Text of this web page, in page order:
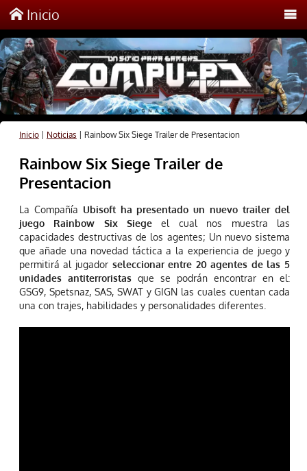
Inicio
Inicio| Noticias Rainbow Six Siege Trailer de Presentacion
Rainbow Six Siege Trailer de
Presentacion
La Compañía Ubisoft ha presentado un nuevo trailer del
juego Rainbow Six Siege el cual nos muestra las
capacidades destructivas de los agentes; Un nuevo sistema
que añade una novedad táctica a la experiencia de juego y
permitirá al jugador seleccionar entre 20 agentes de las 5
unidades antiterroristasque se podrán encontrar en el:
GSG9, Spetsnaz, SAS, SWAT y GIGN las cuales cuentan cada
una con trajes, habilidades y personalidades diferentes.